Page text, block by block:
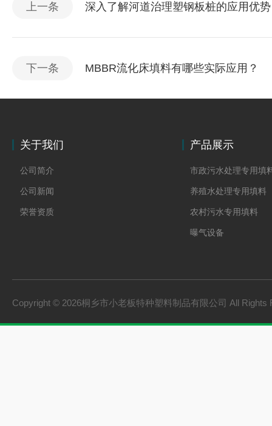
上一条 深入了解河道治理塑钢板桩的应用优势
下一条 MBBR流化床填料有哪些实际应用？
关于我们
公司简介
公司新闻
荣誉资质
产品展示
市政污水处理专用填
养殖水处理专用填料
农村污水专用填料
曝气设备
Copyright © 2026桐乡市小老板特种塑料制品有限公司 All